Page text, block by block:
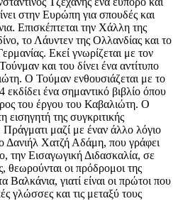
στην Ευρώπη για σπουδές και
Επισκέπτεται την Χάλλη της
το Λάυντεν της Ολλανδίας και το
Εκεί γνωρίζεται με τον
και του δίνει ένα αντίτυπο
Ο Τούμαν ενθουσιάζεται με το
εκδίδει ένα σημαντικό βιβλίο όπου
του έργου του Καβαλιώτη. Ο
της συγκριτικής
μαζί με έναν άλλο λόγιο
Δανιήλ Χατζή Αδάμη, που γράφει
την Εισαγωγική Διδασκαλία, σε
θεωρούνται οι πρόδρομοι της
Βαλκάνια, γιατί είναι οι πρώτοι που
γλώσσες και τις μεταξύ τους